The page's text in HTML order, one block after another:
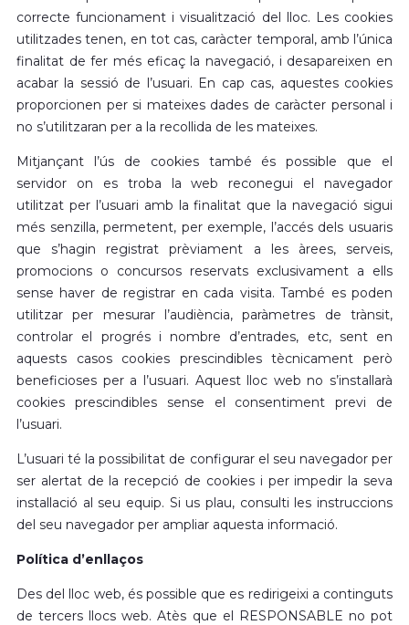
correcte funcionament i visualització del lloc. Les cookies
utilitzades tenen, en tot cas, caràcter temporal, amb l’única
finalitat de fer més eficaç la navegació, i desapareixen en
acabar la sessió de l’usuari. En cap cas, aquestes cookies
proporcionen per si mateixes dades de caràcter personal i
no s’utilitzaran per a la recollida de les mateixes.
Mitjançant l’ús de cookies també és possible que el
servidor on es troba la web reconegui el navegador
utilitzat per l’usuari amb la finalitat que la navegació sigui
més senzilla, permetent, per exemple, l’accés dels usuaris
que s’hagin registrat prèviament a les àrees, serveis,
promocions o concursos reservats exclusivament a ells
sense haver de registrar en cada visita. També es poden
utilitzar per mesurar l’audiència, paràmetres de trànsit,
controlar el progrés i nombre d’entrades, etc, sent en
aquests casos cookies prescindibles tècnicament però
beneficioses per a l’usuari. Aquest lloc web no s’instal·larà
cookies prescindibles sense el consentiment previ de
l’usuari.
L’usuari té la possibilitat de configurar el seu navegador per
ser alertat de la recepció de cookies i per impedir la seva
instal·lació al seu equip. Si us plau, consulti les instruccions
del seu navegador per ampliar aquesta informació.
Política d’enllaços
Des del lloc web, és possible que es redirigeixi a continguts
de tercers llocs web. Atès que el RESPONSABLE no pot